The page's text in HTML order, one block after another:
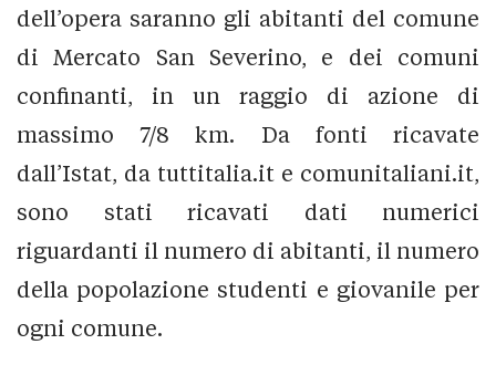
dell’opera saranno gli abitanti del comune
di Mercato San Severino, e dei comuni
confinanti, in un raggio di azione di
massimo 7/8 km. Da fonti ricavate
dall’Istat, da tuttitalia.it e comunitaliani.it,
sono stati ricavati dati numerici
riguardanti il numero di abitanti, il numero
della popolazione studenti e giovanile per
ogni comune.